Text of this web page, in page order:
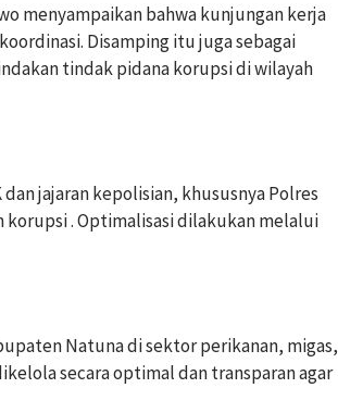
menyampaikan bahwa kunjungan kerja
Disamping itu juga sebagai
tindak pidana korupsi di wilayah
jajaran kepolisian, khususnya Polres
. Optimalisasi dilakukan melalui
Natuna di sektor perikanan, migas,
secara optimal dan transparan agar